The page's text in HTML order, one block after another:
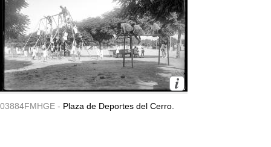
03884FMHGE - Plaza de Deportes del Cerro.